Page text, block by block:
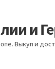
и
Выкуп и